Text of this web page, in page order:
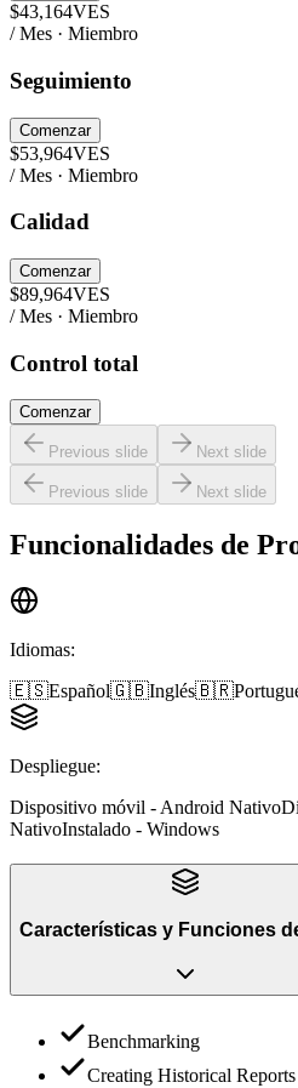
$43,164VES
/ Mes · Miembro
Seguimiento
Comenzar
$53,964VES
/ Mes · Miembro
Calidad
Comenzar
$89,964VES
/ Mes · Miembro
Control total
Comenzar
Previous slide Next slide
Previous slide Next slide
Funcionalidades de
Idiomas:
🇪🇸Español🇬🇧Inglés🇧🇷
Despliegue:
Dispositivo móvil - Android Nativo
NativoInstalado - Windows
Características y Funciones
Benchmarking
Creating Historical Reports